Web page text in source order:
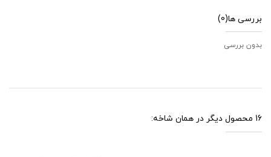
بررسی ها(0)
بدون بررسی
16 محصول دیگر در همان شاخه: